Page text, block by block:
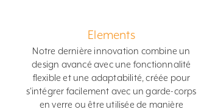
Elements
Notre dernière innovation combine un
design avancé avec une fonctionnalité
flexible et une adaptabilité, créée pour
s'intégrer facilement avec un garde-corps
en verre ou être utilisée de manière